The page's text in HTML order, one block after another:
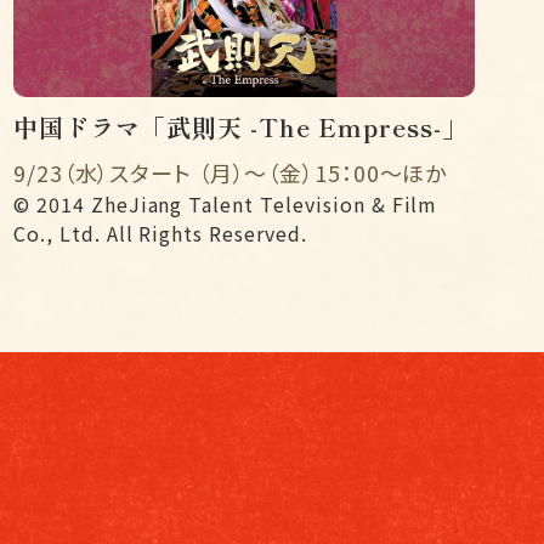
中国ドラマ「武則天 -The Empress-」
9/23（水）スタート （月）〜（金）15：00〜ほか
© 2014 ZheJiang Talent Television & Film
Co., Ltd. All Rights Reserved.